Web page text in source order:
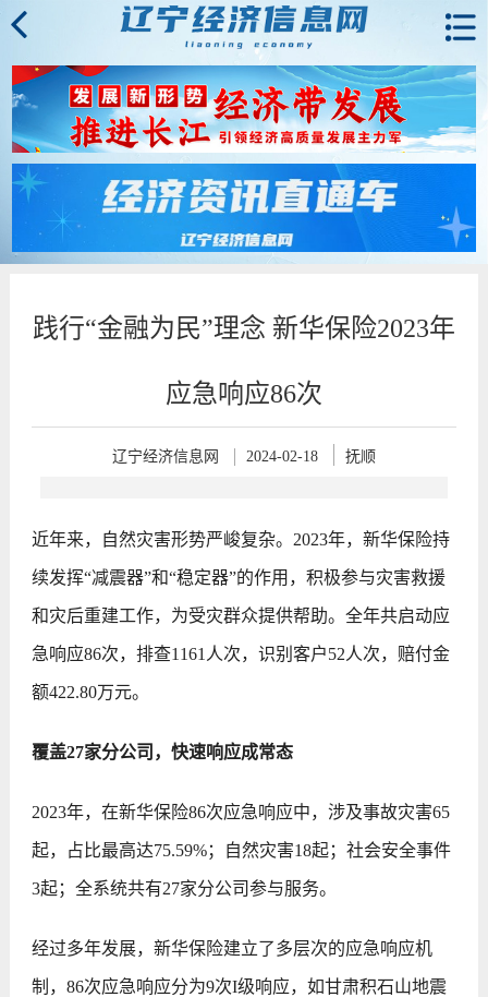
践行“金融为民”理念 新华保险2023年
应急响应86次
辽宁经济信息网 2024-02-18 抚顺
近年来，自然灾害形势严峻复杂。2023年，新华保险持
续发挥“减震器”和“稳定器”的作用，积极参与灾害救援
和灾后重建工作，为受灾群众提供帮助。全年共启动应
急响应86次，排查1161人次，识别客户52人次，赔付金
额422.80万元。
覆盖27家分公司，快速响应成常态
2023年，在新华保险86次应急响应中，涉及事故灾害65
起，占比最高达75.59%；自然灾害18起；社会安全事件
3起；全系统共有27家分公司参与服务。
经过多年发展，新华保险建立了多层次的应急响应机
制，86次应急响应分为9次I级响应，如甘肃积石山地震